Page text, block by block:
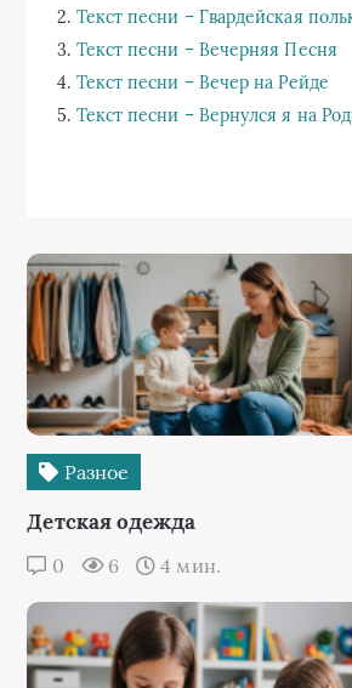
2. Текст песни – Гвардейская
3. Текст песни – Вечерняя Песня
4. Текст песни – Вечер на Рейде
5. Текст песни – Вернулся я на
Разное
Детская одежда
0 6 4 мин.